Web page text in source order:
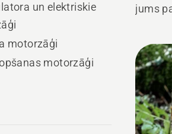
un elektriskie
motorzāģi
motorzāģi
jums
Visi